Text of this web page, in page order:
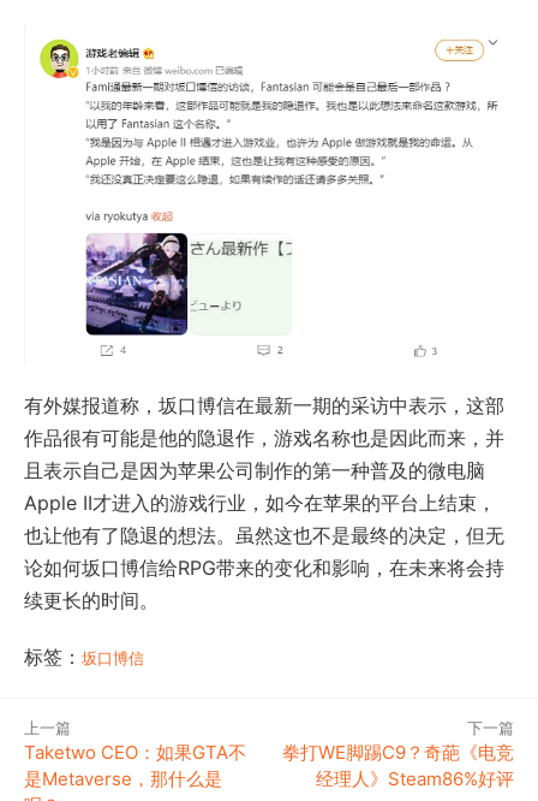
有外媒报道称，坂口博信在最新一期的采访中表示，这部
作品很有可能是他的隐退作，游戏名称也是因此而来，并
且表示自己是因为苹果公司制作的第一种普及的微电脑
Apple II才进入的游戏行业，如今在苹果的平台上结束，
也让他有了隐退的想法。虽然这也不是最终的决定，但无
论如何坂口博信给RPG带来的变化和影响，在未来将会持
续更长的时间。
标签： 坂口博信
上一篇
Taketwo CEO：如果GTA不
是Metaverse，那什么是
下一篇
拳打WE脚踢C9？奇葩《电竞
经理人》Steam86%好评